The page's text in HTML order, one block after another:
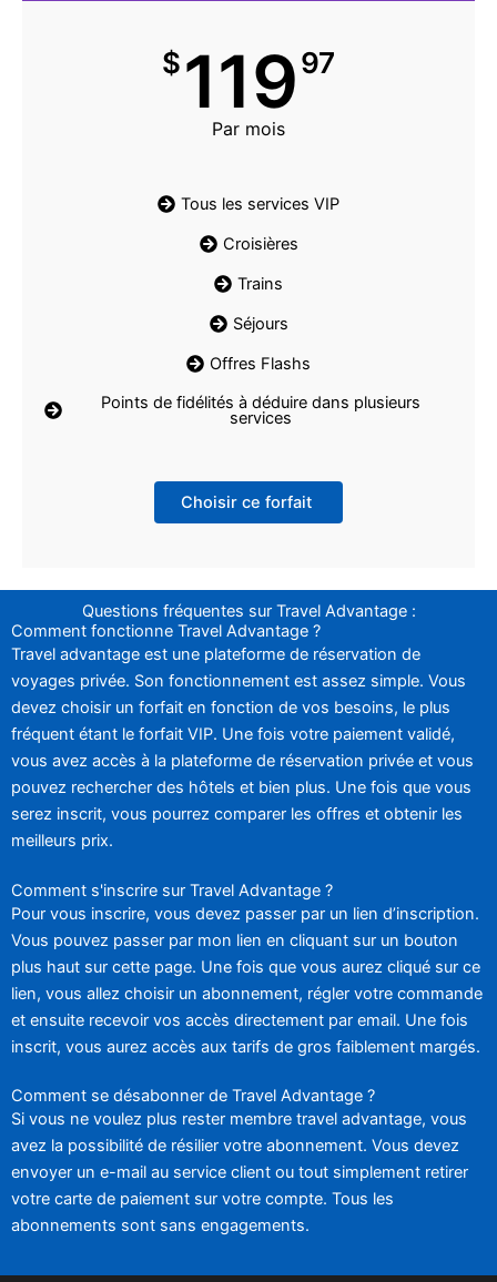
$11997
Par mois
Tous les services VIP
Croisières
Trains
Séjours
Offres Flashs
Points de fidélités à déduire dans plusieurs
services
Choisir ce forfait
Questions fréquentes sur Travel Advantage :
Comment fonctionne Travel Advantage ?
Travel advantage est une plateforme de réservation de
voyages privée. Son fonctionnement est assez simple. Vous
devez choisir un forfait en fonction de vos besoins, le plus
fréquent étant le forfait VIP. Une fois votre paiement validé,
vous avez accès à la plateforme de réservation privée et vous
pouvez rechercher des hôtels et bien plus. Une fois que vous
serez inscrit, vous pourrez comparer les offres et obtenir les
meilleurs prix.
Comment s'inscrire sur Travel Advantage ?
Pour vous inscrire, vous devez passer par un lien d’inscription.
Vous pouvez passer par mon lien en cliquant sur un bouton
plus haut sur cette page. Une fois que vous aurez cliqué sur ce
lien, vous allez choisir un abonnement, régler votre commande
et ensuite recevoir vos accès directement par email. Une fois
inscrit, vous aurez accès aux tarifs de gros faiblement margés.
Comment se désabonner de Travel Advantage ?
Si vous ne voulez plus rester membre travel advantage, vous
avez la possibilité de résilier votre abonnement. Vous devez
envoyer un e-mail au service client ou tout simplement retirer
votre carte de paiement sur votre compte. Tous les
abonnements sont sans engagements.